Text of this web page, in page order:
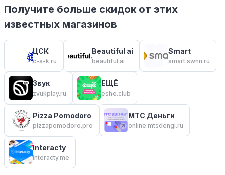
Получите больше скидок от этих
известных магазинов
ЦСК
c-s-k.ru
Beautiful ai
beautiful.ai
Smart
smart.swnn.ru
Звук
zvukplay.ru
ЕЩЁ
eshe.club
Pizza Pomodoro
pizzapomodoro.pro
МТС Деньги
online.mtsdengi.ru
Interacty
interacty.me